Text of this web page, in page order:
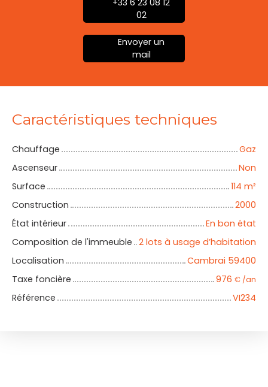
02
Envoyer un
mail
Caractéristiques techniques
Chauffage
Gaz
Ascenseur
Non
Surface
114 m²
Construction
2000
État intérieur
En bon état
Composition de l'immeuble 2 lots à usage d’habitation
Localisation
Cambrai 59400
Taxe foncière
976 € /an
Référence VI234